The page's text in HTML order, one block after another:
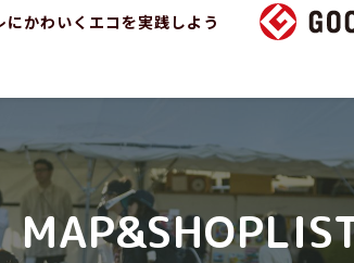
にかわいくエコを実践しよう